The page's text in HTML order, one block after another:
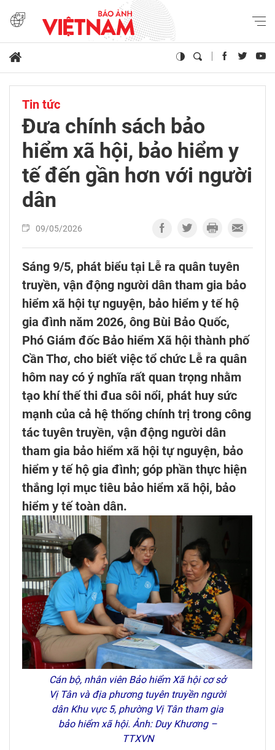
Tin tức
Đưa chính sách bảo
hiểm xã hội, bảo hiểm y
tế đến gần hơn với người
dân
09/05/2026
Sáng 9/5, phát biểu tại Lễ ra quân tuyên
truyền, vận động người dân tham gia bảo
hiểm xã hội tự nguyện, bảo hiểm y tế hộ
gia đình năm 2026, ông Bùi Bảo Quốc,
Phó Giám đốc Bảo hiểm Xã hội thành phố
Cần Thơ, cho biết việc tổ chức Lễ ra quân
hôm nay có ý nghĩa rất quan trọng nhằm
tạo khí thế thi đua sôi nổi, phát huy sức
mạnh của cả hệ thống chính trị trong công
tác tuyên truyền, vận động người dân
tham gia bảo hiểm xã hội tự nguyện, bảo
hiểm y tế hộ gia đình; góp phần thực hiện
thắng lợi mục tiêu bảo hiểm xã hội, bảo
hiểm y tế toàn dân.
Cán bộ, nhân viên Bảo hiểm Xã hội cơ sở
Vị Tân và địa phương tuyên truyền người
dân Khu vực 5, phường Vị Tân tham gia
bảo hiểm xã hội. Ảnh: Duy Khương –
TTXVN